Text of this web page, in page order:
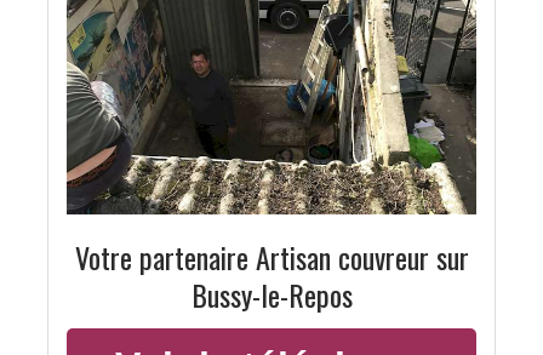
Votre partenaire Artisan couvreur sur
Bussy-le-Repos